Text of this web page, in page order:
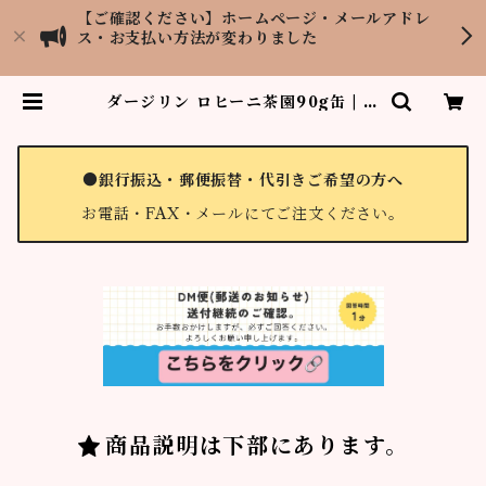
【ご確認ください】ホームページ・メールアドレ
ス・お支払い方法が変わりました
ダージリン ロヒーニ茶園90g缶 | 紅
●銀行振込・郵便振替・代引きご希望の方へ
お電話・FAX・メールにてご注文ください。
商品説明は下部にあります。